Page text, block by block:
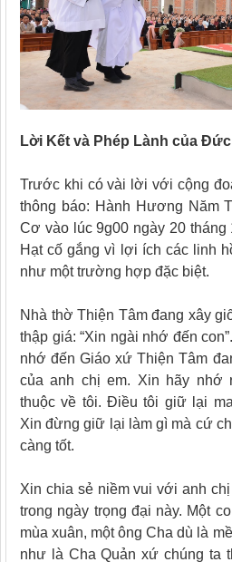
Lời Kết và Phép Lành của
Trước khi có vài lời với cộng
thông báo: Hành Hương Năm
Cơ vào lúc 9g00 ngày 20 tháng
Hạt cố gắng vì lợi ích các linh
như một trường hợp đặc biệt.
Nhà thờ Thiện Tâm đang xây
thập giá: “Xin ngài nhớ đến
nhớ đến Giáo xứ Thiện Tâm
của anh chị em. Xin hãy nhớ
thuộc về tôi. Điều tôi giữ lại
Xin đừng giữ lại làm gì mà cứ
càng tốt.
Xin chia sẻ niềm vui với anh
trong ngày trọng đại này. Một
mùa xuân, một ông Cha dù là
như là Cha Quản xứ chúng ta